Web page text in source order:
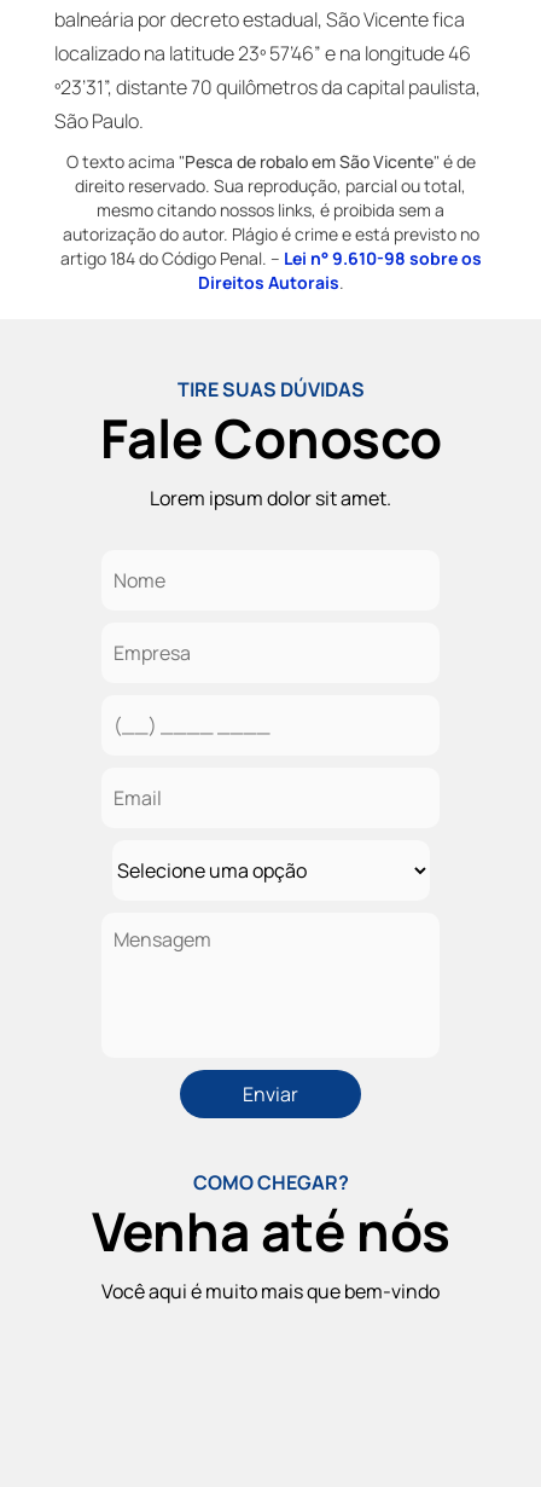
balneária por decreto estadual, São Vicente fica
localizado na latitude 23º 57’46” e na longitude 46
º23’31”, distante 70 quilômetros da capital paulista,
São Paulo.
O texto acima "Pesca de robalo em São Vicente" é de
direito reservado. Sua reprodução, parcial ou total,
mesmo citando nossos links, é proibida sem a
autorização do autor. Plágio é crime e está previsto no
artigo 184 do Código Penal. – Lei n° 9.610-98 sobre os
Direitos Autorais.
TIRE SUAS DÚVIDAS
Fale Conosco
Lorem ipsum dolor sit amet.
COMO CHEGAR?
Venha até nós
Você aqui é muito mais que bem-vindo